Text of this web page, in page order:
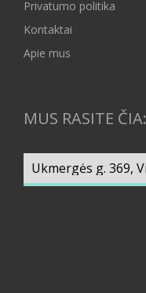
Privatumo politika
Kontaktai
Apie mus
MUS RASITE ČIA: